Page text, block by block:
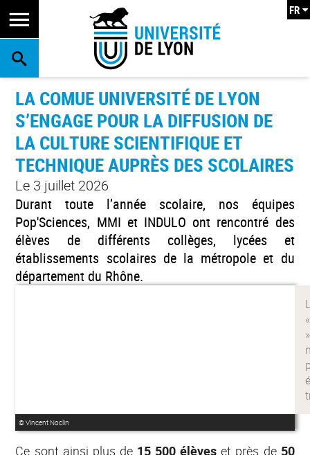
RECHERCHE
FR
LA COMUE UNIVERSITÉ DE LYON
S’ENGAGE POUR LA DIFFUSION DE
LA CULTURE SCIENTIFIQUE ET
TECHNIQUE AUPRÈS DES SCOLAIRES
Le 3 juillet 2026
© Vincent Noclin
Durant toute l’année scolaire, nos équipes
Pop'Sciences, MMI et INDULO ont rencontré des
élèves de différents collèges, lycées et
établissements scolaires de la métropole et du
département du Rhône.
Ce sont ainsi plus de 15 500 élèves et près de 50